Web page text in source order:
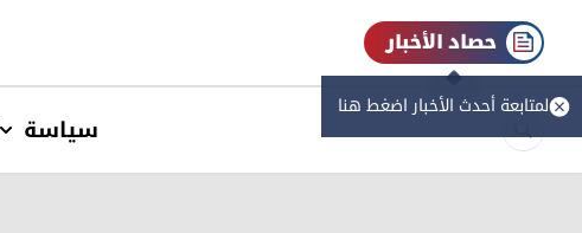
حصاد الأخبار
لمتابعة أحدث الأخبار اضغط هنا
سیاسة